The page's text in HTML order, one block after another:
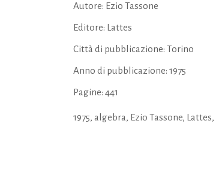
Autore: Ezio Tassone
Editore: Lattes
Città di pubblicazione: Torino
Anno di pubblicazione: 1975
Pagine: 441
1975, algebra, Ezio Tassone, Lattes,